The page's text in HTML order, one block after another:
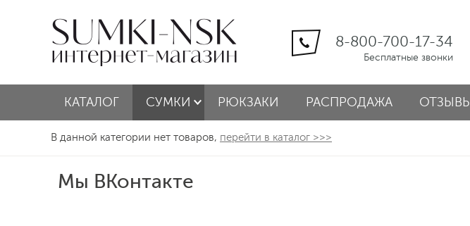
8-800-700-17-34
Бесплатные звонки
КАТАЛОГ СУМКИ РЮКЗАКИ РАСПРОДАЖА ОТЗЫВЫ
В данной категории нет товаров, перейти в каталог >>>
Мы ВКонтакте